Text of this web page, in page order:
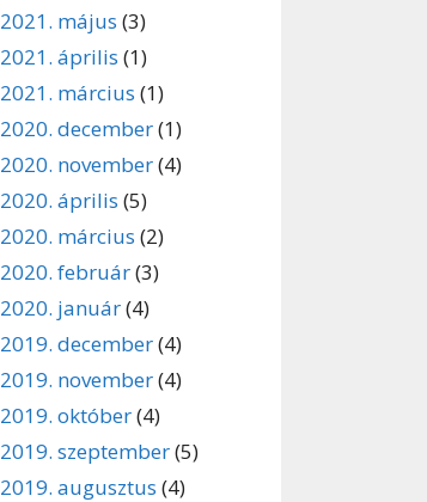
2021. május (3)
2021. április (1)
2021. március (1)
2020. december(1)
2020. november(4)
2020. április (5)
2020. március (2)
2020. február(3)
2020. január(4)
2019. december(4)
2019. november(4)
2019. október(4)
2019. szeptember(5)
2019. augusztus (4)